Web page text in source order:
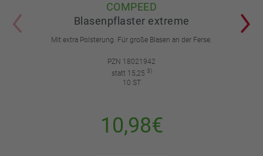
COMPEED
Blasenpflaster extreme
Mit extra Polsterung. Für große Blasen an der Ferse.
PZN 18021942
statt 15,25 3)
10 ST
10,98€